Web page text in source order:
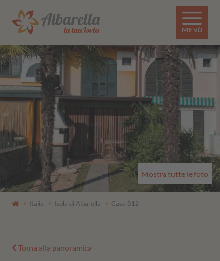
MENÙ
Mostra tutte le foto
Italia Isola di Albarella Casa 812
Torna alla panoramica